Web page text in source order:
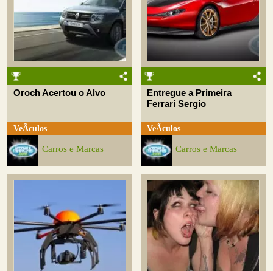
Oroch Acertou o Alvo
VeÃ­culos
Carros e Marcas
Entregue a Primeira
Ferrari Sergio
VeÃ­culos
Carros e Marcas